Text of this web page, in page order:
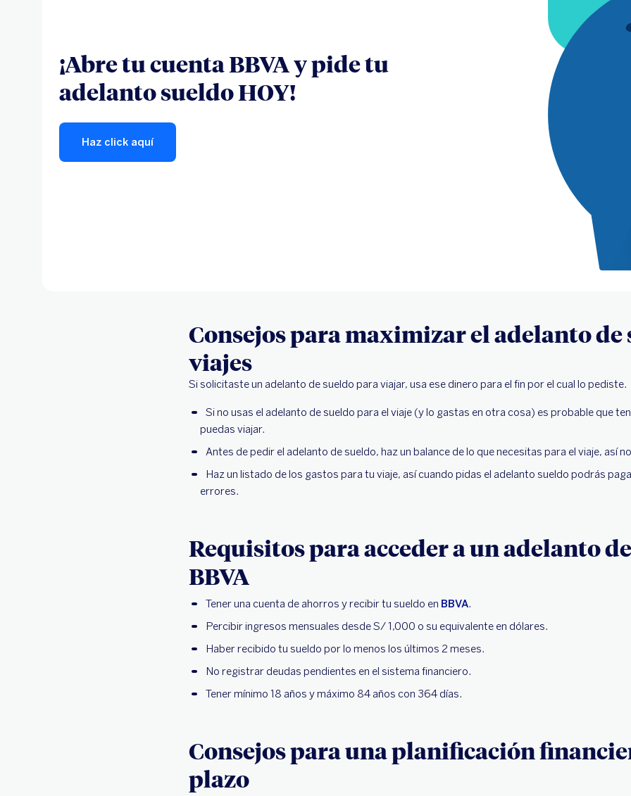
¡Abre tu cuenta BBVA y pide tu
adelanto sueldo HOY!
Haz click aquí
Consejos para maximizar el adelanto de
viajes
Si solicitaste un adelanto de sueldo para viajar, usa ese dinero para el fin por el cual lo pediste.
Si no usas el adelanto de sueldo para el viaje (y lo gastas en otra cosa) es probable que
puedas viajar.
Antes de pedir el adelanto de sueldo, haz un balance de lo que necesitas para el viaje, así
Haz un listado de los gastos para tu viaje, así cuando pidas el adelanto sueldo podrás
errores.
Requisitos para acceder a un adelanto
BBVA
Tener una cuenta de ahorros y recibir tu sueldo en BBVA.
Percibir ingresos mensuales desde S/ 1,000 o su equivalente en dólares.
Haber recibido tu sueldo por lo menos los últimos 2 meses.
No registrar deudas pendientes en el sistema financiero.
Tener mínimo 18 años y máximo 84 años con 364 días.
Consejos para una planificación
plazo